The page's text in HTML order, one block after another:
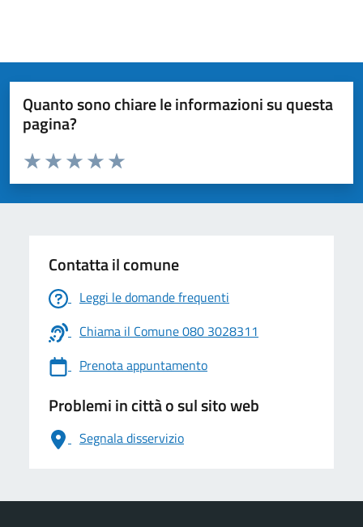
Quanto sono chiare le informazioni su questa
pagina?
Valuta da 1 a 5 stelle la pagina
Valuta 5 stelle su 5
Valuta 4 stelle su 5
Valuta 3 stelle su 5
Valuta 2 stelle su 5
Valuta 1 stelle su 5
Contatta il comune
Leggi le domande frequenti
Chiama il Comune 080 3028311
Prenota appuntamento
Problemi in città o sul sito web
Segnala disservizio